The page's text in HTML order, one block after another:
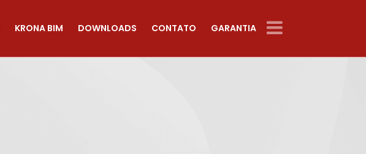
KRONA BIM DOWNLOADS CONTATO GARANTIA